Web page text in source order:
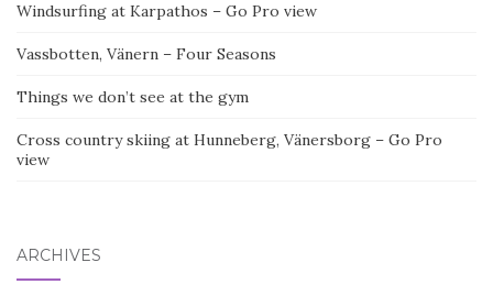
Windsurfing at Karpathos – Go Pro view
Vassbotten, Vänern – Four Seasons
Things we don’t see at the gym
Cross country skiing at Hunneberg, Vänersborg – Go Pro
view
ARCHIVES